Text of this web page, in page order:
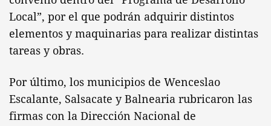
Local”, por el que podrán adquirir distintos
elementos y maquinarias para realizar distintas
tareas y obras.
Por último, los municipios de Wenceslao
Escalante, Salsacate y Balnearia rubricaron las
firmas con la Dirección Nacional de